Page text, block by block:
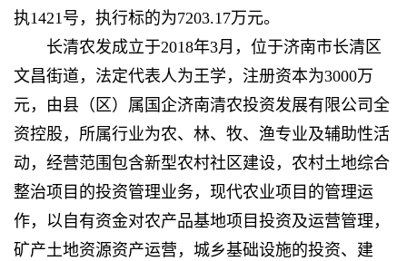
执1421号，执行标的为7203.17万元。
长清农发成立于2018年3月，位于济南市长清区
文昌街道，法定代表人为王学，注册资本为3000万
元，由县（区）属国企济南清农投资发展有限公司全
资控股，所属行业为农、林、牧、渔专业及辅助性活
动，经营范围包含新型农村社区建设，农村土地综合
整治项目的投资管理业务，现代农业项目的管理运
作，以自有资金对农产品基地项目投资及运营管理，
矿产土地资源资产运营，城乡基础设施的投资、建